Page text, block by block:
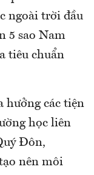
ngoài trời đầu
5 sao Nam
tiêu chuẩn
hưởng các tiện
học liên
Đôn,
nên môi